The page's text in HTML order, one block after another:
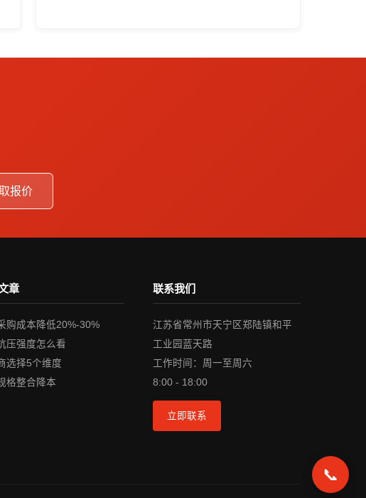
报价
章
购成本降低20%-30%
压强度怎么看
选择5个维度
格整合降本
联系我们
江苏省常州市天宁区郑陆镇和平
工业园蓝天路
工作时间：周一至周六
8:00 - 18:00
立即联系
📞